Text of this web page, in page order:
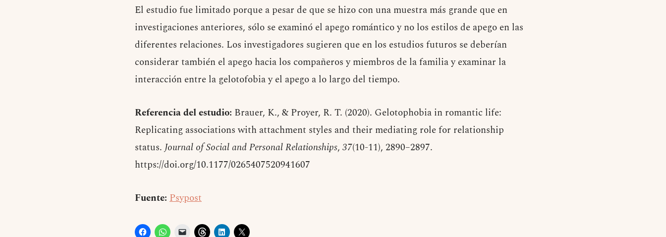
El estudio fue limitado porque a pesar de que se hizo con una muestra más grande que en
investigaciones anteriores, sólo se examinó el apego romántico y no los estilos de apego en las
diferentes relaciones. Los investigadores sugieren que en los estudios futuros se deberían
considerar también el apego hacia los compañeros y miembros de la familia y examinar la
interacción entre la gelotofobia y el apego a lo largo del tiempo.
Referencia del estudio: Brauer, K., & Proyer, R. T. (2020). Gelotophobia in romantic life:
Replicating associations with attachment styles and their mediating role for relationship
status. Journal of Social and Personal Relationships, 37(10-11), 2890–2897.
https://doi.org/10.1177/0265407520941607
Fuente: Psypost